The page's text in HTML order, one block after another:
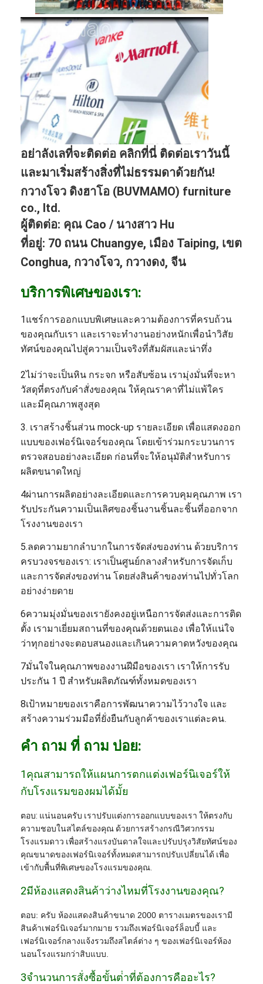
อย่าลังเลที่จะติดต่อ คลิกที่นี่ ติดต่อเราวันนี้
และมาเริ่มสร้างสิ่งที่ไม่ธรรมดาด้วยกัน!
กวางโจว ดิงฮาโอ (BUVMAMO) furniture
co., ltd.
ผู้ติดต่อ: คุณ Cao / นางสาว Hu
ที่อยู่: 70 ถนน Chuangye, เมือง Taiping, เขต
Conghua, กวางโจว, กวางดง, จีน
บริการพิเศษของเรา:
1แชร์การออกแบบพิเศษและความต้องการที่ครบถ้วน
ของคุณกับเรา และเราจะทํางานอย่างหนักเพื่อนําวิสัย
ทัศน์ของคุณไปสู่ความเป็นจริงที่สัมผัสและน่าทึ่ง
2ไม่ว่าจะเป็นหิน กระจก หรือสับซ้อน เรามุ่งมั่นที่จะหา
วัสดุที่ตรงกับคําสั่งของคุณ ให้คุณราคาที่ไม่แพ้ใคร
และมีคุณภาพสูงสุด
3. เราสร้างชิ้นส่วน mock-up รายละเอียด เพื่อแสดงออก
แบบของเฟอร์นิเจอร์ของคุณ โดยเข้าร่วมกระบวนการ
ตรวจสอบอย่างละเอียด ก่อนที่จะให้อนุมัติสําหรับการ
ผลิตขนาดใหญ่
4ผ่านการผลิตอย่างละเอียดและการควบคุมคุณภาพ เรา
รับประกันความเป็นเลิศของชิ้นงานชิ้นละชิ้นที่ออกจาก
โรงงานของเรา
5.ลดความยากลําบากในการจัดส่งของท่าน ด้วยบริการ
ครบวงจรของเรา: เราเป็นศูนย์กลางสําหรับการจัดเก็บ
และการจัดส่งของท่าน โดยส่งสินค้าของท่านไปทั่วโลก
อย่างง่ายดาย
6ความมุ่งมั่นของเรายังคงอยู่เหนือการจัดส่งและการติด
ตั้ง เรามาเยี่ยมสถานที่ของคุณด้วยตนเอง เพื่อให้แน่ใจ
ว่าทุกอย่างจะตอบสนองและเกินความคาดหวังของคุณ
7มั่นใจในคุณภาพของงานฝีมือของเรา เราให้การรับ
ประกัน 1 ปี สําหรับผลิตภัณฑ์ทั้งหมดของเรา
8เป้าหมายของเราคือการพัฒนาความไว้วางใจ และ
สร้างความร่วมมือที่ยั่งยืนกับลูกค้าของเราแต่ละคน
คํา ถาม ที่ ถาม บ่อย:
1คุณสามารถให้แผนการตกแต่งเฟอร์นิเจอร์ให้
กับโรงแรมของผมได้มั้ย
ตอบ: แน่นอนครับ เราปรับแต่งการออกแบบของเรา ให้ตรงกับ
ความชอบในสไตล์ของคุณ ด้วยการสร้างกรณีวิศวกรรม
โรงแรมดาว เพื่อสร้างแรงบันดาลใจและปรับปรุงวิสัยทัศน์ของ
คุณขนาดของเฟอร์นิเจอร์ทั้งหมดสามารถปรับเปลี่ยนได้ เพื่อ
เข้ากับพื้นที่พิเศษของโรงแรมของคุณ.
2มีห้องแสดงสินค้าว่างไหมที่โรงงานของคุณ?
ตอบ: ครับ ห้องแสดงสินค้าขนาด 2000 ตารางเมตรของเรามี
สินค้าเฟอร์นิเจอร์มากมาย รวมถึงเฟอร์นิเจอร์ล็อบบี้ และ
เฟอร์นิเจอร์กลางแจ้งรวมถึงสไตล์ต่าง ๆ ของเฟอร์นิเจอร์ห้อง
นอนโรงแรมกว่าสิบแบบ.
3จํานวนการสั่งซื้อขั้นต่ําที่ต้องการคืออะไร?